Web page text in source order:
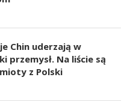
Chin uderzają w
przemysł. Na liście są
z Polski